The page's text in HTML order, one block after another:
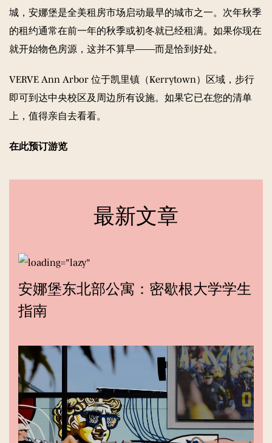
城，安娜堡是全美租房市场启动最早的城市之一。次年秋季
的租约通常在前一年的秋季或初冬就已经租满。如果你现在
就开始物色房源，这并不算早——而是恰到好处。
VERVE Ann Arbor 位于凯里镇（Kerrytown）区域，步行
即可到达中央校区及周边所有设施。如果它已在您的清单
上，值得亲自去看看。
在此预订游览
最新文章
安娜堡东北部公寓：密歇根大学学生
指南